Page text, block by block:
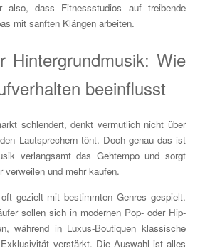
also, dass Fitnessstudios auf treibende
mit sanften Klängen arbeiten.
Hintergrundmusik: Wie
beeinflusst
schlendert, denkt vermutlich nicht über
Lautsprechern tönt. Doch genau das ist
verlangsamt das Gehtempo und sorgt
verweilen und mehr kaufen.
gezielt mit bestimmten Genres gespielt.
sollen sich in modernen Pop- oder Hip-
während in Luxus-Boutiquen klassische
verstärkt. Die Auswahl ist alles